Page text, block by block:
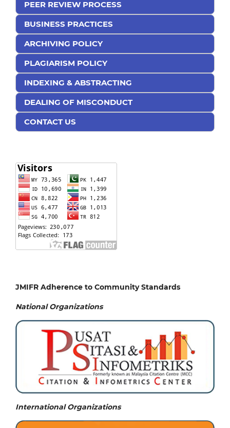
PEER REVIEW PROCESS
BUSINESS PRACTICES
ARCHIVING POLICY
PLAGIARISM POLICY
INDEXING & ABSTRACTING
DEALING OF MISCONDUCT
CONTACT US
JMIFR Adherence to Community Standards
National Organizations
International Organizations